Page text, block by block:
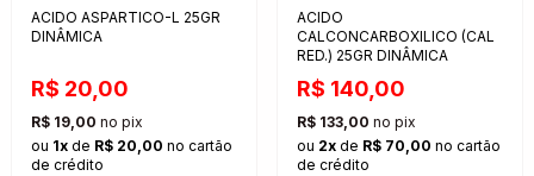
ACIDO ASPARTICO-L 25GR
DINÂMICA
R$ 20,00
R$ 19,00 no pix
ou 1x de R$ 20,00 no cartão
de crédito
ACIDO
CALCONCARBOXILICO (CAL
RED.) 25GR DINÂMICA
R$ 140,00
R$ 133,00 no pix
ou 2x de R$ 70,00 no cartão
de crédito